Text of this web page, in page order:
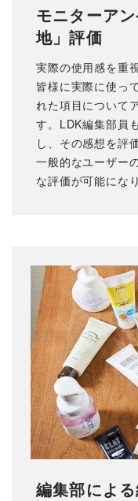
モニターア
地」評価
実際の使用感を重
皆様に実際に使っ
れた項目について
す。LDK編集部員
し、その感想を評
一般的なユーザー
な評価が可能にな
編集部によ